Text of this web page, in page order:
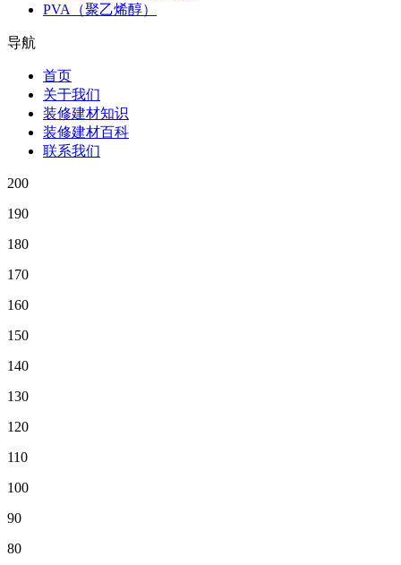
PVA（聚乙烯醇）
导航
首页
关于我们
装修建材知识
装修建材百科
联系我们
200
190
180
170
160
150
140
130
120
110
100
90
80